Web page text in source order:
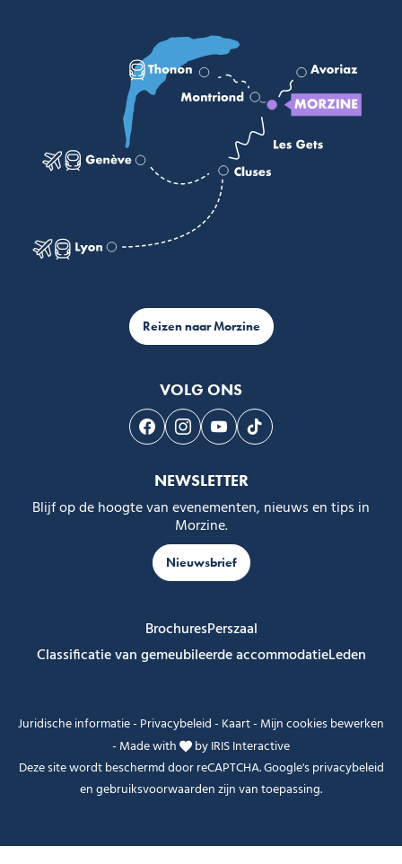
Reizen naar Morzine
VOLG ONS
Volg ons op Facebook
Volg ons op Instagram
Volg ons op Youtube
Volg ons op Tiktok
NEWSLETTER
Blijf op de hoogte van evenementen, nieuws en tips in
Morzine.
Nieuwsbrief
BrochuresPerszaal
Classificatie van gemeubileerde accommodatieLeden
Juridische informatie- Privacybeleid- Kaart- Mijn cookies bewerken
- Made with byIRIS Interactive
Deze site wordt beschermd door reCAPTCHA. Google'sprivacybeleid
engebruiksvoorwaardenzijn van toepassing.